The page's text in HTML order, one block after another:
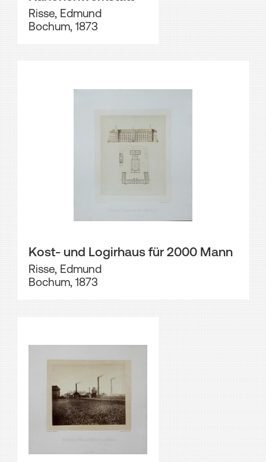
Risse, Edmund
Bochum, 1873
Kost- und Logirhaus für 2000 Mann
Risse, Edmund
Bochum, 1873